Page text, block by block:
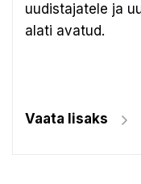
uudistajatele ja
alati avatud.
Vaata lisaks